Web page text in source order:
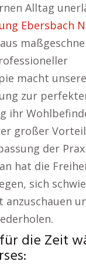
Alltag
Ebersbach
macht
zur
ihr
großer
der
hat die
sich
anzuschauen
die Zeit